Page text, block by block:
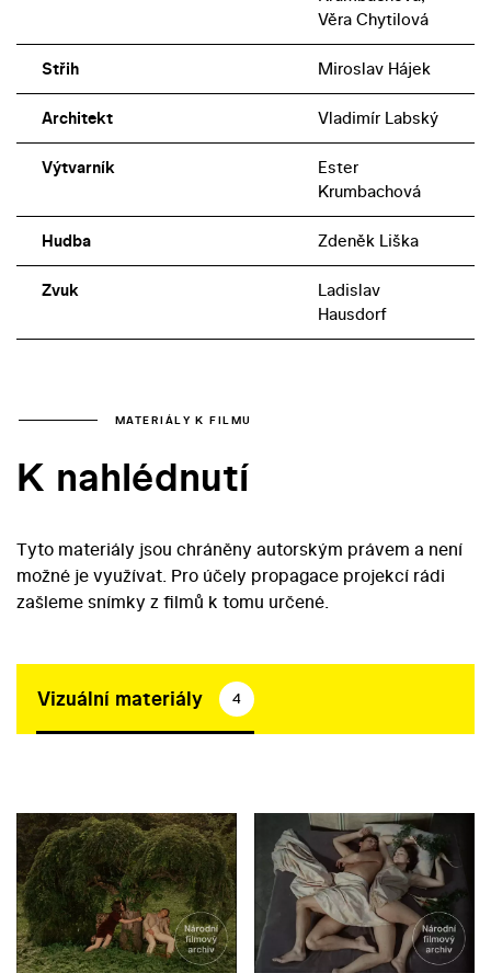
Věra Chytilová
Střih Miroslav Hájek
Architekt Vladimír Labský
Výtvarník
Ester
Krumbachová
Hudba Zdeněk Liška
Zvuk
Ladislav
Hausdorf
MATERIÁLY K FILMU
K nahlédnutí
Tyto materiály jsou chráněny autorským právem a není
možné je využívat. Pro účely propagace projekcí rádi
zašleme snímky z filmů k tomu určené.
Vizuální materiály 4